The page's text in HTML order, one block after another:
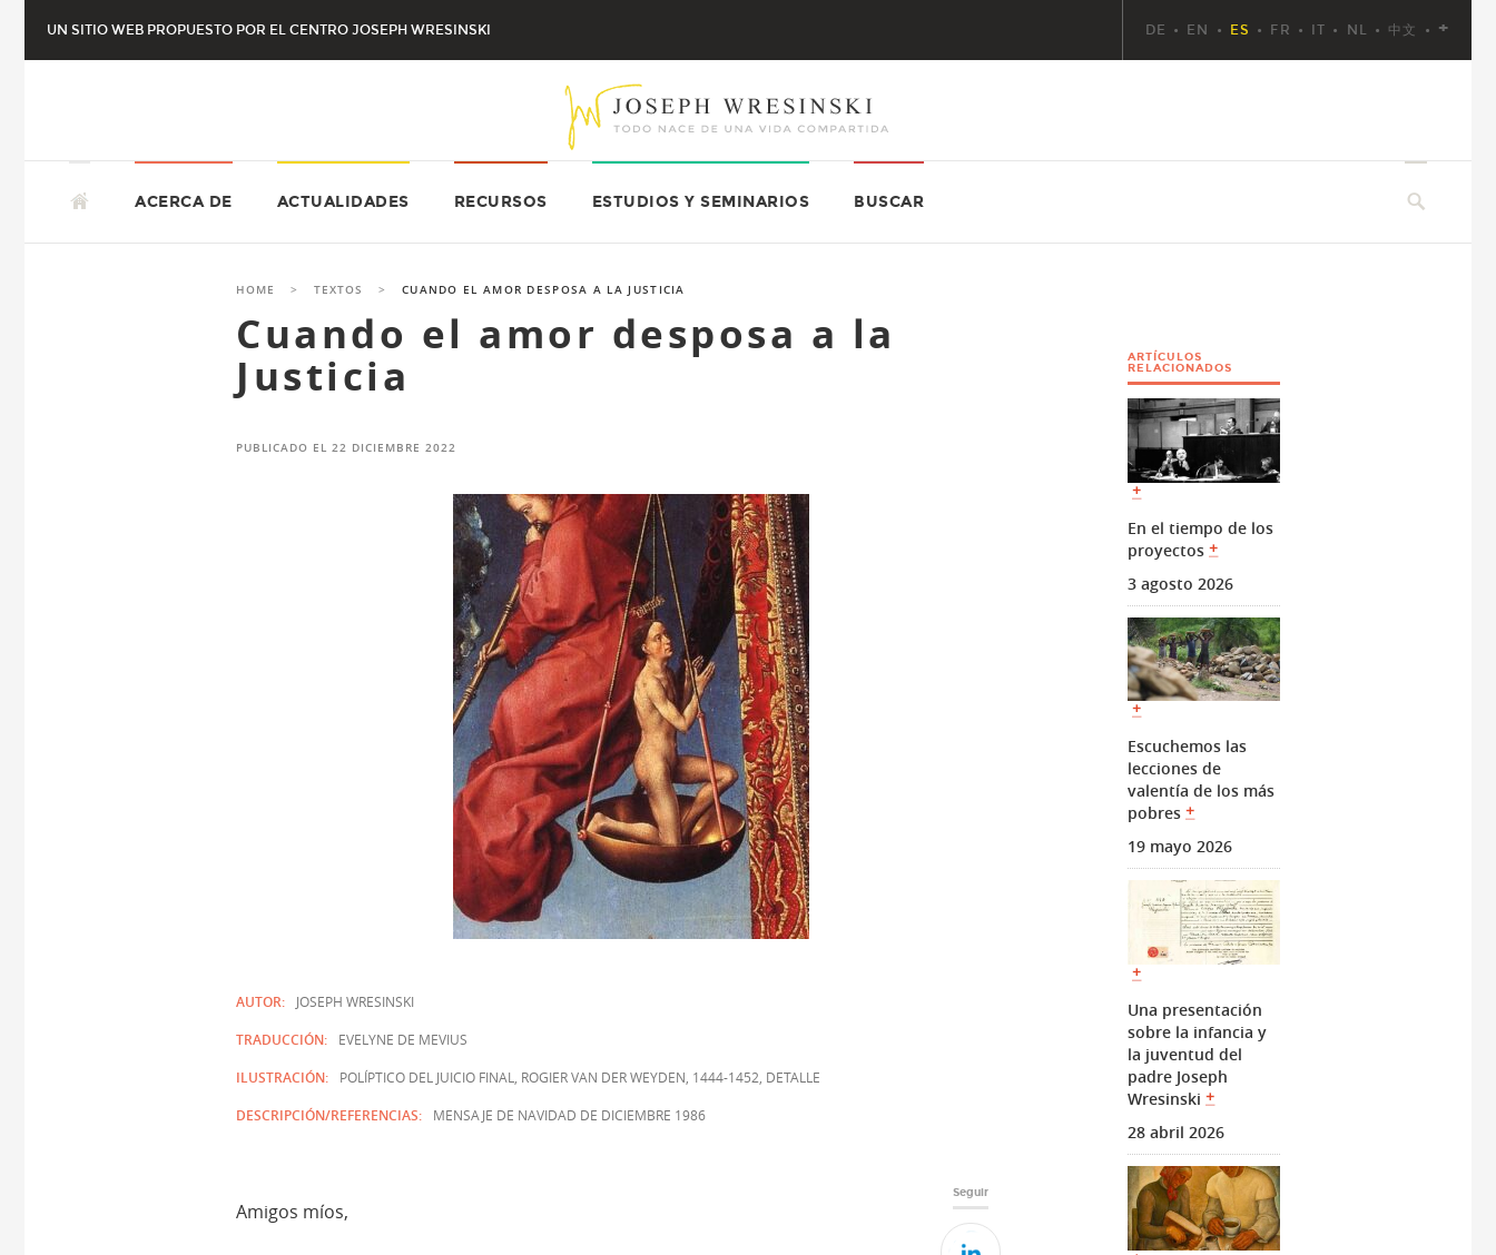
content
UN SITIO WEB PROPUESTO POR EL CENTRO JOSEPH WRESINSKI DE EN ES FR IT NL 中文 +
JOSEPH WRESINSKI ES
TO
CONTENTACERCA DE ACTUALIDADES RECURSOS ESTUDIOS Y SEMINARIOS BUSCAR
HOME > TEXTOS > CUANDO EL AMOR DESPOSA A LA JUSTICIA
Cuando el amor desposa a la
Justicia
PUBLICADO EL22 DICIEMBRE 2022
AUTOR: JOSEPH WRESINSKI
TRADUCCIÓN: EVELYNE DE MEVIUS
ILUSTRACIÓN: POLÍPTICO DEL JUICIO FINAL, ROGIER VAN DER WEYDEN, 1444-1452, DETALLE
DESCRIPCIÓN/REFERENCIAS: MENSAJE DE NAVIDAD DE DICIEMBRE 1986
Amigos míos,
Seguir
ARTÍCULOS
RELACIONADOS
En el tiempo de los
proyectos
3 agosto 2026
Escuchemos las
lecciones de
valentía de los más
pobres
19 mayo 2026
Una presentación
sobre la infancia y
la juventud del
padre Joseph
Wresinski
28 abril 2026